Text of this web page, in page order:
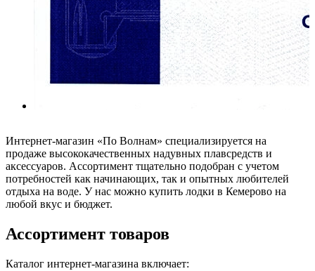
Интернет-магазин «По Волнам» специализируется на
продаже высококачественных надувных плавсредств и
аксессуаров. Ассортимент тщательно подобран с учетом
потребностей как начинающих, так и опытных любителей
отдыха на воде. У нас можно купить лодки в Кемерово на
любой вкус и бюджет.
Ассортимент товаров
Каталог интернет-магазина включает: